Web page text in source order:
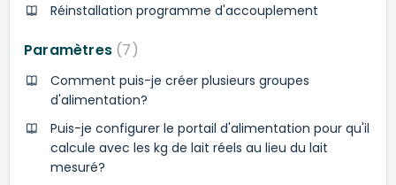
Réinstallation programme d'accouplement
Paramètres 7
Comment puis-je créer plusieurs groupes
d'alimentation?
Puis-je configurer le portail d'alimentation pour qu'il
calcule avec les kg de lait réels au lieu du lait
mesuré?